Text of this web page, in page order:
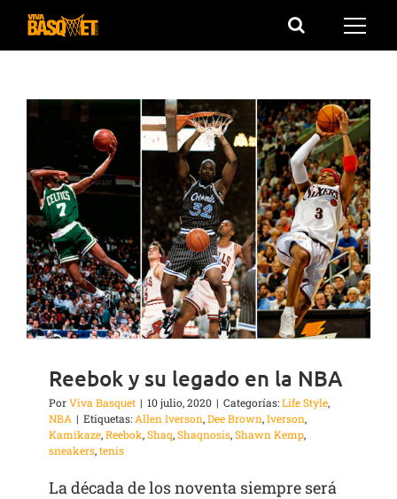
Saltar
Reebok y su legado en la NBA
PorViva Basquet | 10 julio, 2020 | Categorías:Life Style,
NBA | Etiquetas: Allen Iverson,Dee Brown,Iverson,
Kamikaze,Reebok,Shaq,Shaqnosis,Shawn Kemp,
sneakers,tenis
La década de los noventa siempre será